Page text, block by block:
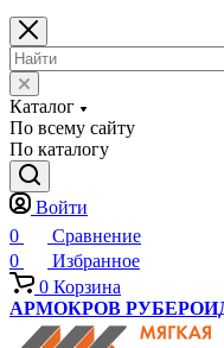
Каталог
По всему сайту
По каталогу
Войти
0
Сравнение
0
Избранное
0 Корзина
АРМОКРОВ